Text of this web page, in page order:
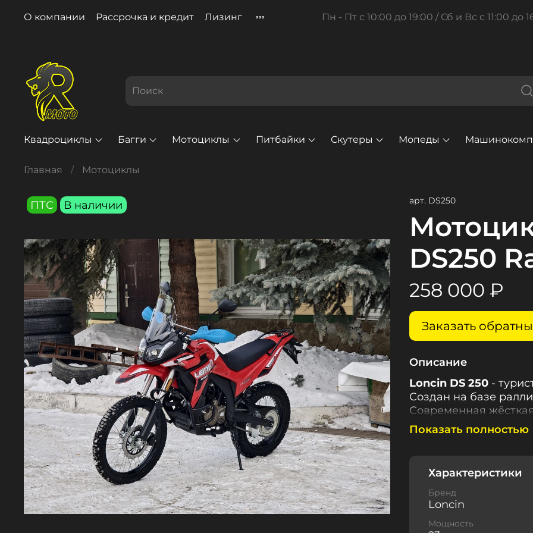
О компании Рассрочка и кредит Лизинг Пн - Пт с 10:00 до 19:00 / Сб и Вс с 11:00 до
Квадроциклы Багги Мотоциклы Питбайки Скутеры Мопеды
Главная Мотоциклы
ПТС В наличии арт. DS250
DS250
258 000 ₽
Заказать
Описание
Loncin DS 250 -
Создан на базе
Современная
управлять
оптика и
двигатель
2023 году: 4х-
балансиром-
Каждый из этих
Показать полностью
Характеристики
Бренд
Loncin
Мощность